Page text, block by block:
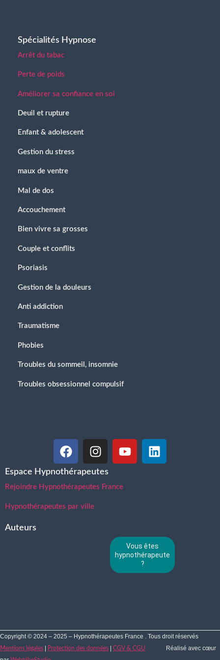
Spécialités Hypnose
Arrêt du tabac
Perte de poids
Améliorer sa confiance en soi
Deuil et rupture
Enfant & adolescent
Gestion du stress
maux de ventre
Mal de dos
Accouchement
Bien vivre sa grosses
Couple et conflits
Psoriasis
Gestion de la douleurs
Anti addiction
Traumatisme
Phobies
Troubles du sommeil, insomnie
Troubles obsessionnel compulsif
Espace Hypnothérapeutes
Rejoindre Hypnothérapeutes France
Hypnothérapeutes par ville
Auteurs
Vous êtes
hypnothérapeute
?
Copyright © 2024 – 2025 – Hypnothérapeutes France . Tous droit réservés
Mentions légales Protection des données CGV & CGU
Réalisé avec cœur